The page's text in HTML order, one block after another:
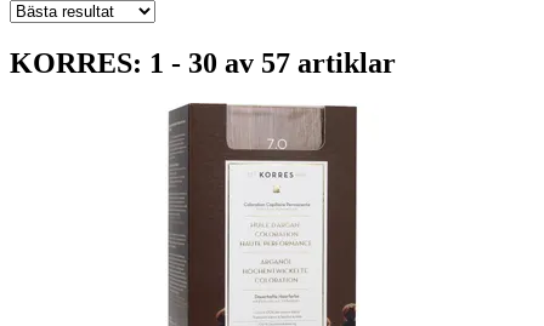
KORRES: 1 - 30 av 57 artiklar